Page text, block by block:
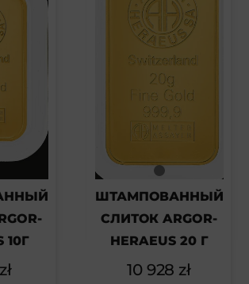
10Г
zł
ШТАМПОВАННЫЙ
СЛИТОК ARGOR-
HERAEUS 20 Г
10 928 zł